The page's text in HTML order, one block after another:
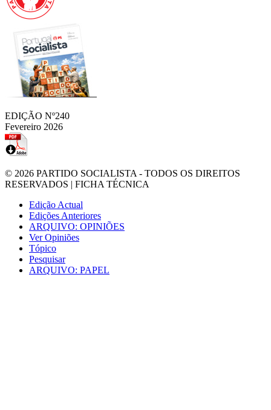
EDIÇÃO Nº240
Fevereiro 2026
© 2026 PARTIDO SOCIALISTA - TODOS OS DIREITOS
RESERVADOS | FICHA TÉCNICA
Edição Actual
Edições Anteriores
ARQUIVO: OPINIÕES
Ver Opiniões
Tópico
Pesquisar
ARQUIVO: PAPEL